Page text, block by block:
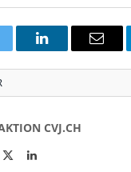
LinkedInEmail
CVJ.CH
TwitterLinkedIn